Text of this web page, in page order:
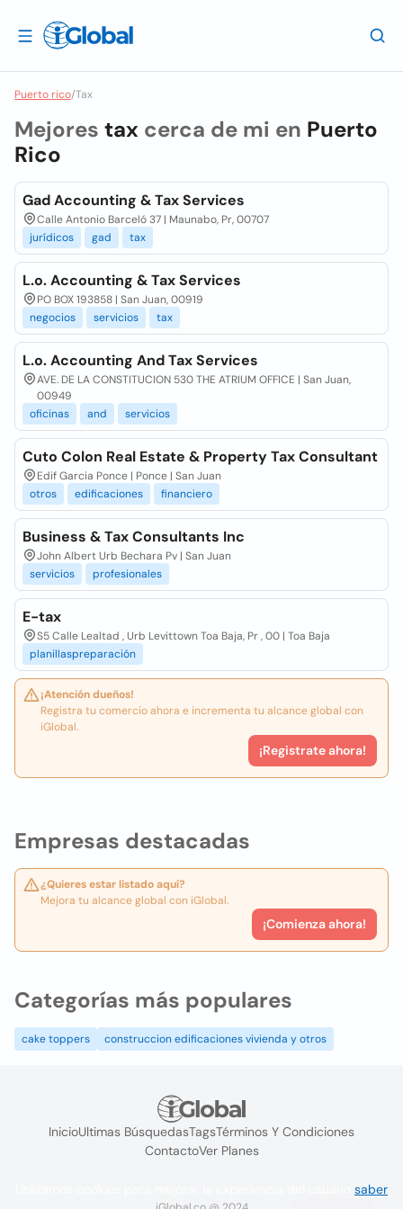
Puerto rico/Tax
Empresas destacadas
¿Quieres estar listado aquí?
Mejora tu alcance global con iGlobal.
¡Comienza ahora!
Mejores tax cerca de mi en Puerto
Rico
Gad Accounting & Tax Services
Calle Antonio Barceló 37 | Maunabo, Pr, 00707
jurídicos
gad tax
L.o. Accounting & Tax Services
PO BOX 193858 | San Juan, 00919
negocios
servicios tax
L.o. Accounting And Tax Services
AVE. DE LA CONSTITUCION 530 THE ATRIUM OFFICE | San Juan,
00949
oficinas
and servicios
Cuto Colon Real Estate & Property Tax Consultant
Edif Garcia Ponce | Ponce | San Juan
otros
edificaciones financiero
Business & Tax Consultants Inc
John Albert Urb Bechara Pv | San Juan
servicios
profesionales
E-tax
S5 Calle Lealtad , Urb Levittown Toa Baja, Pr , 00 | Toa Baja
planillaspreparación
¡Atención dueños!
Registra tu comercio ahora e incrementa tu alcance global con
iGlobal.
¡Registrate ahora!
Categorías más populares
cake toppers construccion edificaciones vivienda y otros
InicioUltimas BúsquedasTagsTérminos Y Condiciones
ContactoVer Planes
saber